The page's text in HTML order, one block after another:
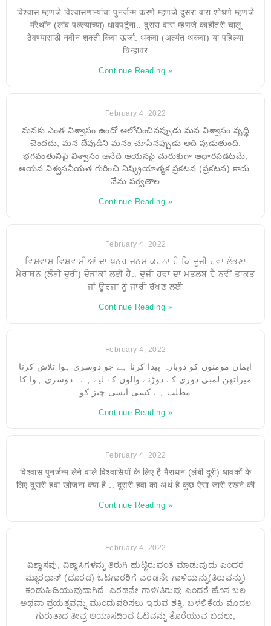
विश्वास म्हणजे विश्वासणाऱ्यांचा पुनर्जन्म करणे म्हणजे दुसरा वारा शोधणे म्हणजे
मॅरेथॉन (लांब पल्ल्याच्या) धावपटूंना.. दुसरा वारा म्हणजे काहीतरी चालू
ठेवण्यासाठी नवीन शक्ती किंवा ऊर्जा. थकवा (अत्यंत थकवा) या पहिल्या
चिन्हावर
Continue Reading »
February 4, 2022
మనకు ఎంత విశ్వాసం ఉందో ఆలోచించినప్పుడు మన విశ్వాసం వృద్ధి
చెందదు; మన దేవుడిని మనం చూసినప్పుడు అది పుడుతుంది.
భగవంతునిపై విశ్వాసం అనేది ఆయనపై చురుకుగా ఆధారపడటమే,
ఆయన విశ్వసనీయత గురించి నిష్క్రియాత్మక ప్రకటన (ప్రకటన) కాదు.
నేను పర్వతాల
Continue Reading »
February 4, 2022
ਵਿਸ਼ਵਾਸ ਵਿਸ਼ਵਾਸੀਆਂ ਦਾ ਪੁਨਰ ਜਨਮ ਕਰਨਾ ਹੈ ਕਿ ਦੂਜੀ ਹਵਾ ਲੱਭਣਾ
ਮੈਰਾਥਨ (ਲੰਬੀ ਦੂਰੀ) ਦੌੜਾਕਾਂ ਲਈ ਹੈ.. ਦੂਜੀ ਹਵਾ ਦਾ ਮਤਲਬ ਹੈ ਨਵੀਂ ਤਾਕਤ
ਜਾਂ ਊਰਜਾ ਨੂੰ ਜਾਰੀ ਰੱਖਣ ਲਈ
Continue Reading »
February 4, 2022
ایمان مومنوں کو دوبارہ پیدا کرنا ہے جو دوسری ہوا تلاش کرنا
میراتھن لمبی دوری کے دوڑنے والوں کے لیے ہے۔ دوسری ہوا کا
مطلب ہے کسی ایسی چیز کو
Continue Reading »
February 4, 2022
विश्वास पुनर्जन्म लेने वाले विश्वासियों के लिए है मैराथन (लंबी दूरी) धावकों के
लिए दूसरी हवा खोजना क्या है .. दूसरी हवा का अर्थ है कुछ ऐसा जारी रखने की
Continue Reading »
February 4, 2022
ವಿಶ್ವಾಸವು, ವಿಶ್ವಾಸಿಗಳನ್ನು ತಿರುಗಿ ಹುಟ್ಟಿರುವಂತೆ ಮಾಡುವುದು ಎಂದರೆ
ಮ್ಯಾರಥಾನ್ (ದೂರದ) ಓಟಗಾರರಿಗೆ ಎರಡನೇ ಗಾಳಿಯನ್ನು(ತಿರುವನ್ನು)
ಕಂಡುಹಿಡಿಯುವುದಾಗಿದೆ. ಎರಡನೇ ಗಾಳಿ/ತಿರುವು ಎಂದರೆ ಹೊಸ ಬಲ
ಅಥವಾ ಪ್ರಯತ್ನವನ್ನು ಮುಂದುವರಿಸಲು ಇರುವ ಶಕ್ತಿ. ಬಳಲಿಕೆಯ ಮೊದಲ
ಗುರುತಾದ ತೀವ್ರ ಆಯಾಸದಿಂದ ಓಟವನ್ನು ತೊರೆಯುವ ಬದಲು,